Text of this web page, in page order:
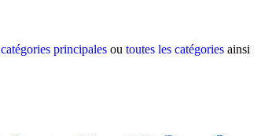
catégories principales ou toutes les catégories ainsi